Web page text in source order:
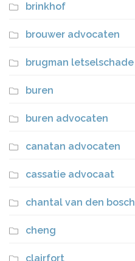
brinkhof
brouwer advocaten
brugman letselschade
buren
buren advocaten
canatan advocaten
cassatie advocaat
chantal van den bosch
cheng
clairfort